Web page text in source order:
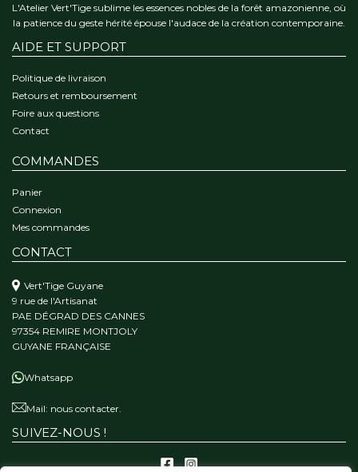
L'Atelier Vert'Tige sublime les essences nobles de la forêt amazonienne, où
la patience du geste hérité épouse l'audace de la création contemporaine.
AIDE ET SUPPORT
Politique de livraison
Retours et remboursement
Foire aux questions
Contact
COMMANDES
Panier
Connexion
Mes commandes
CONTACT
Vert'Tige Guyane
9 rue de l'Artisanat
PAE DÉGRAD DES CANNES
97354 REMIRE MONTJOLY
GUYANE FRANÇAISE
Whatsapp
Mail: nous contacter.
SUIVEZ-NOUS !